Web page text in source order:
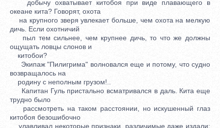
добычу охватывает китобоя при виде плавающего в
океане кита? Говорят, охота
на крупного зверя увлекает больше, чем охота на мелкую
дичь. Если охотничий
пыл тем сильнее, чем крупнее дичь, то что же должны
ощущать ловцы слонов и
китобои?
Экипаж "Пилигрима" волновался еще и потому, что судно
возвращалось на
родину с неполным грузом!..
Капитан Гуль пристально всматривался в даль. Кита еще
трудно было
рассмотреть на таком расстоянии, но искушенный глаз
китобоя безошибочно
улавливал некоторые признаки, различимые даже издали: